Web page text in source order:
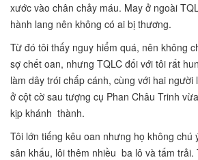
xước vào chân chảy máu. May ở ngoài
hành lang nên không có ai bị thương.
Từ đó tôi thấy nguy hiểm quá, nên không
sợ chết oan, nhưng TQLC đối với tôi rất
làm dây trói chấp cánh, cùng với hai người
ở cột cờ sau tượng cụ Phan Châu Trinh
kịp khánh thành.
Tôi lớn tiếng kêu oan nhưng họ không chú
sân khấu, lôi thêm nhiều ba lô và tấm trải.